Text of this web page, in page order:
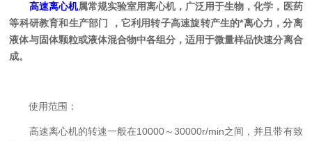
高速离心机属常规实验室用离心机，广泛用于生物，化学，医药
等科研教育和生产部门 ，它利用转子高速旋转产生的*离心力，分离
液体与固体颗粒或液体混合物中各组分，适用于微量样品快速分离合
成。
使用范围：
高速离心机的转速一般在10000～30000r/min之间，并且带有致